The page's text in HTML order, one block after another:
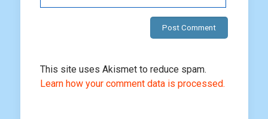
This site uses Akismet to reduce spam.
Learn how your comment data is processed.